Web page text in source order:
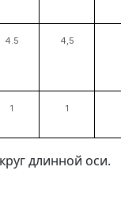
4.5 4,5
1 1
длинной оси.